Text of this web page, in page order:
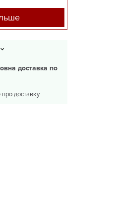
доставка по
доставку